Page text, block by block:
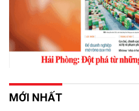
MỚI NHẤT